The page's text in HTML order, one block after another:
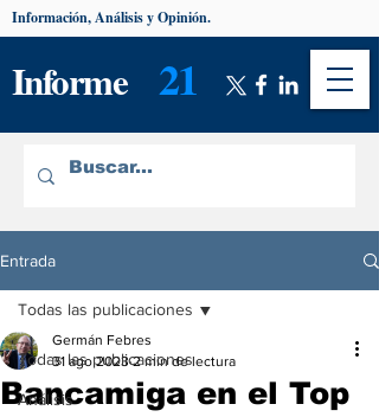
Informe 21
Información, Análisis y Opinión.
Entrada
Todas las publicaciones
Análisis
Todas las publicaciones
Bancamiga en el Top
Germán Febres
31 ago 2023 2 min de lectura